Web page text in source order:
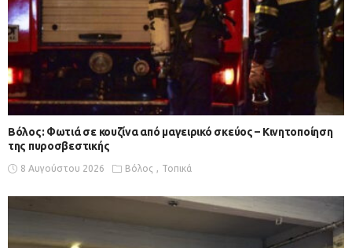
Βόλος: Φωτιά σε κουζίνα από μαγειρικό σκεύος – Κινητοποίηση
της πυροσβεστικής
8 Αυγούστου 2026 Βόλος Τοπικά